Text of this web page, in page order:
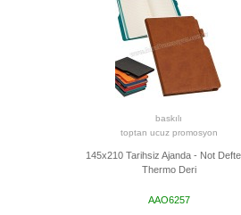
baskılı
toptan ucuz promosyon
145x210 Tarihsiz Ajanda - Not
Thermo Deri
AAO6257